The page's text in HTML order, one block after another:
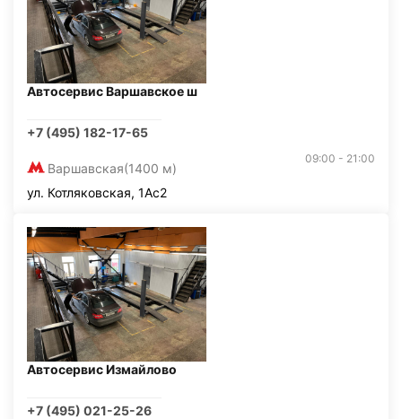
Автосервис Варшавское ш
+7 (495) 182-17-65
Варшавская(1400 м)
09:00 - 21:00
ул. Котляковская, 1Ас2
Автосервис Измайлово
+7 (495) 021-25-26